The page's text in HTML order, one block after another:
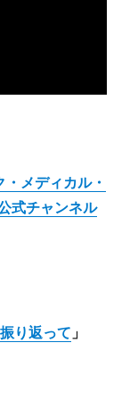
メディカル・
式チャンネル
り返って 」